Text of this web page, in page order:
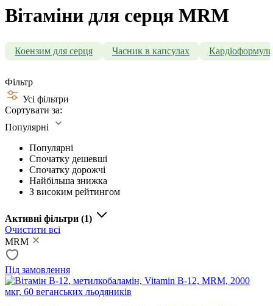
Вітаміни для серця MRM
Коензим для серця Часник в капсулах Кардіоформули
Фільтр
Усі фільтри
Сортувати за:
Популярні
Популярні
Спочатку дешевші
Спочатку дорожчі
Найбільша знижка
З високим рейтингом
Активні фільтри (1)
Очистити всі
MRM
Під замовлення